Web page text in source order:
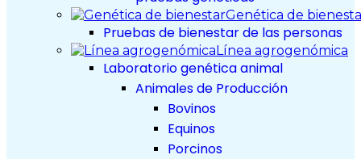
Genética de
Pruebas de bienestar de las personas
Línea agrogenómica
Laboratorio genética animal
Animales de Producción
Bovinos
Equinos
Porcinos